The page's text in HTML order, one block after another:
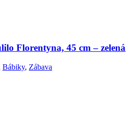
Florentyna, 45 cm – zelená
Bábiky, Zábava